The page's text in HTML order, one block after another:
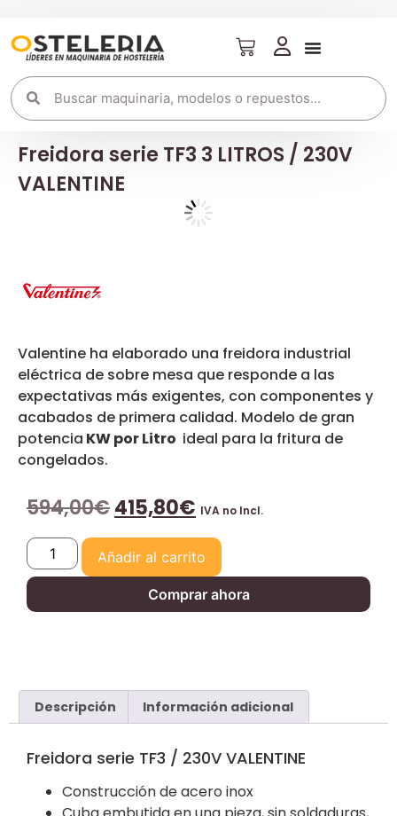
Freidora serie TF3 3 LITROS / 230V
VALENTINE
Valentine ha elaborado una freidora industrial
eléctrica de sobre mesa que responde a las
expectativas más exigentes, con componentes y
acabados de primera calidad. Modelo de gran
potencia KW por Litro ideal para la fritura de
congelados.
594,00€415,80€ IVA no Incl.
Añadir al carrito
Comprar ahora
Descripción Información adicional
Freidora serie TF3 / 230V VALENTINE
Construcción de acero inox